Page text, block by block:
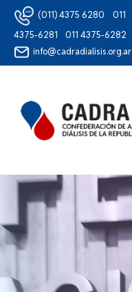
(011) 4375 6280
011
4375-6281
011 4375-6282
info@cadradialisis.org.ar